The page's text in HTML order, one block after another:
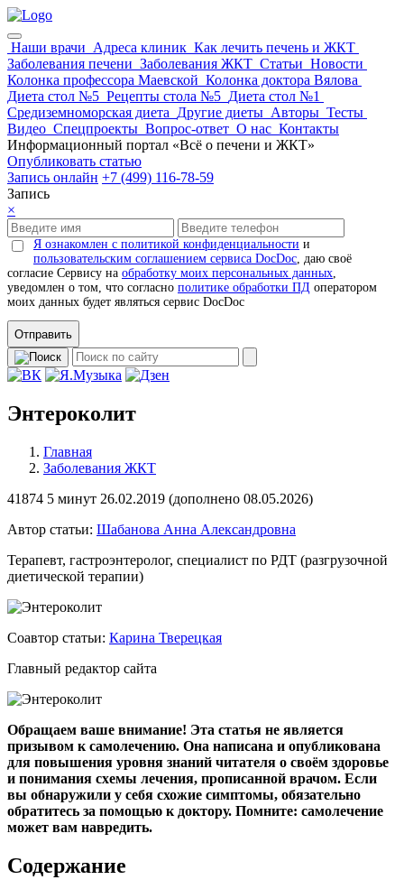
Наши врачи Адреса клиник Как лечить печень и ЖКТ
Заболевания печени Заболевания ЖКТ Статьи Новости
Колонка профессора Маевской Колонка доктора Вялова
Диета стол №5 Рецепты стола №5 Диета стол №1
Средиземноморская диета Другие диеты Авторы Тесты
Видео Спецпроекты Вопрос-ответ О нас Контакты
Информационный портал «Всё о печени и ЖКТ»
Опубликовать статью
Запись онлайн +7 (499) 116-78-59
Запись
×
Я ознакомлен с политикой конфиденциальности и
пользовательским соглашением сервиса DocDoc, даю своё
согласие Сервису на обработку моих персональных данных,
уведомлен о том, что согласно политике обработки ПД оператором
моих данных будет являться сервис DocDoc
Отправить
Энтероколит
Главная
Заболевания ЖКТ
41874 5 минут 26.02.2019 (дополнено 08.05.2026)
Автор статьи: Шабанова Анна Александровна
Терапевт, гастроэнтеролог, специалист по РДТ (разгрузочной
диетической терапии)
Соавтор статьи: Карина Тверецкая
Главный редактор сайта
Обращаем ваше внимание! Эта статья не является
призывом к самолечению. Она написана и опубликована
для повышения уровня знаний читателя о своём здоровье
и понимания схемы лечения, прописанной врачом. Если
вы обнаружили у себя схожие симптомы, обязательно
обратитесь за помощью к доктору. Помните: самолечение
может вам навредить.
Содержание